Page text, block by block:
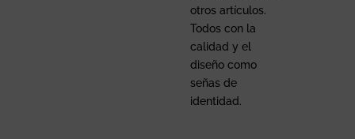
otros artículos.
Todos con la
calidad y el
diseño como
señas de
identidad.